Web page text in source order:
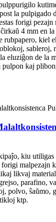
la pulpigado
forigi pezajn
4 mm en la
rubpapero, kiel
sableroj,
eluziĝon de la
pulpon kaj
kiu
malpezajn
likvaj
parafino,
polvo, ŝaŭmo,
ktp.